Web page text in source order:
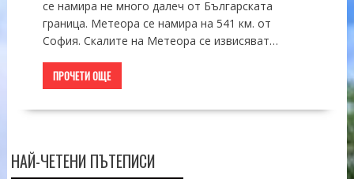
се намира не много далеч от Българската
граница. Метеора се намира на 541 км. от
София. Скалите на Метеора се извисяват…
ПРОЧЕТИ ОЩЕ
НАЙ-ЧЕТЕНИ ПЪТЕПИСИ